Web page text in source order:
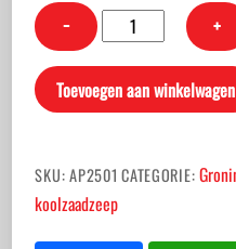
−
Groninger
koolzaadzeep
pakket
2
+
Toevoegen aan winkelwagen
SKU:AP2501 CATEGORIE:
koolzaadzeep